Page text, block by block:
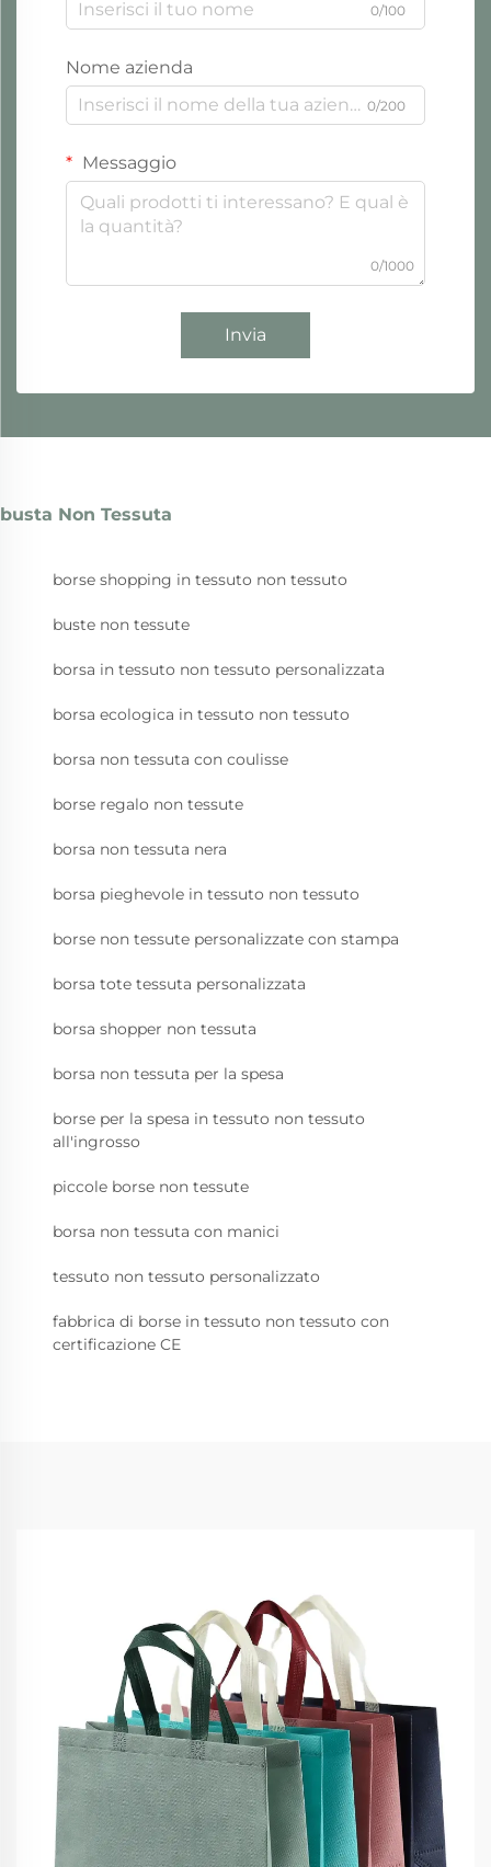
0/100
Nome azienda
0/200
Messaggio
0/1000
Invia
busta Non Tessuta
borse shopping in tessuto non tessuto
buste non tessute
borsa in tessuto non tessuto personalizzata
borsa ecologica in tessuto non tessuto
borsa non tessuta con coulisse
borse regalo non tessute
borsa non tessuta nera
borsa pieghevole in tessuto non tessuto
borse non tessute personalizzate con stampa
borsa tote tessuta personalizzata
borsa shopper non tessuta
borsa non tessuta per la spesa
borse per la spesa in tessuto non tessuto
all'ingrosso
piccole borse non tessute
borsa non tessuta con manici
tessuto non tessuto personalizzato
fabbrica di borse in tessuto non tessuto con
certificazione CE